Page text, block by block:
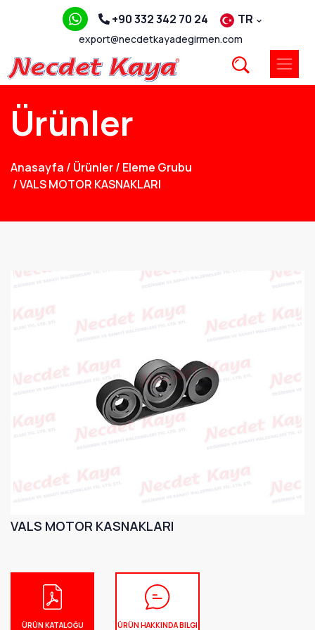
export@necdetkayadegirmen.com
+90 332 342 70 24 TR
Ürünler
Anasayfa / Ürünler/ Eleme Grubu
/VALS MOTOR KASNAKLARI
VALS MOTOR KASNAKLARI
ÜRÜN KATALOĞU ÜRÜN HAKKINDA BILGI